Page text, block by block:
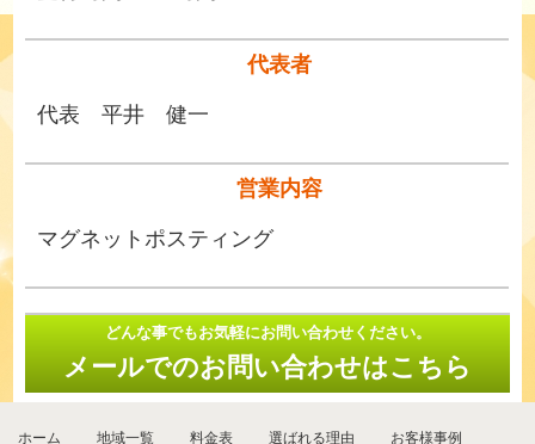
代表者
代表 平井 健一
営業内容
マグネットポスティング
どんな事でもお気軽にお問い合わせください。
メールでのお問い合わせはこちら
ホーム 地域一覧 料金表 選ばれる理由 お客様事例